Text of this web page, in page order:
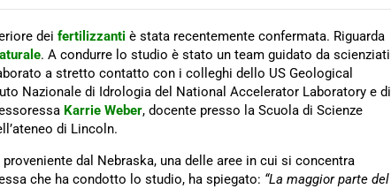
dei fertilizzanti è stata recentemente confermata. Riguarda
. A condurre lo studio è stato un team guidato da scienziati
a stretto contatto con i colleghi dello US Geological
Nazionale di Idrologia del National Accelerator Laboratory e di
Karrie Weber, docente presso la Scuola di Scienze
di Lincoln.
dal Nebraska, una delle aree in cui si concentra
che ha condotto lo studio, ha spiegato: “La maggior parte del